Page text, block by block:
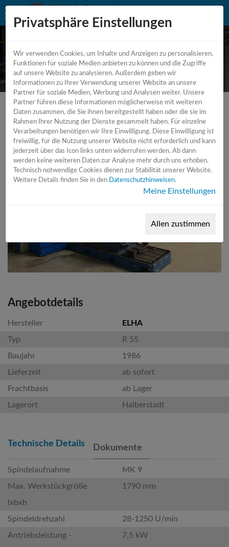
Radialbohrmaschine
Angebotdetails
Hersteller
ELHA
Typ
R 55
Baujahr
1986
Lieferzeit
ab sofort
Frachtbasis
ab Lager
Lagerort
Halberstadt
Technische Details Dokumente
Spindelaufnahme
MK 9
Max. Werkstückgröße
lxbxh
1790 mm
Spindeldrehzahl
28-1250 U/min
Antriebsleistung -
7,5 kW
Privatsphäre Einstellungen
Wir verwenden Cookies, um Inhalte und Anzeigen zu personalisieren,
Funktionen für soziale Medien anbieten zu können und die Zugriffe
auf unsere Website zu analysieren. Außerdem geben wir
Informationen zu Ihrer Verwendung unserer Website an unsere
Partner für soziale Medien, Werbung und Analysen weiter. Unsere
Partner führen diese Informationen möglicherweise mit weiteren
Daten zusammen, die Sie ihnen bereitgestellt haben oder die sie im
Rahmen Ihrer Nutzung der Dienste gesammelt haben. Für einzelne
Verarbeitungen benötigen wir Ihre Einwilligung. Diese Einwilligung ist
freiwillig, für die Nutzung unserer Website nicht erforderlich und kann
jederzeit über das Icon links unten widerrufen werden. Ab dann
werden keine weiteren Daten zur Analyse mehr durch uns erhoben.
Technisch notwendige Cookies dienen zur Stabilität unserer Website.
Weitere Details finden Sie in den
Datenschutzhinweisen.
Meine Einstellungen
Allen zustimmen